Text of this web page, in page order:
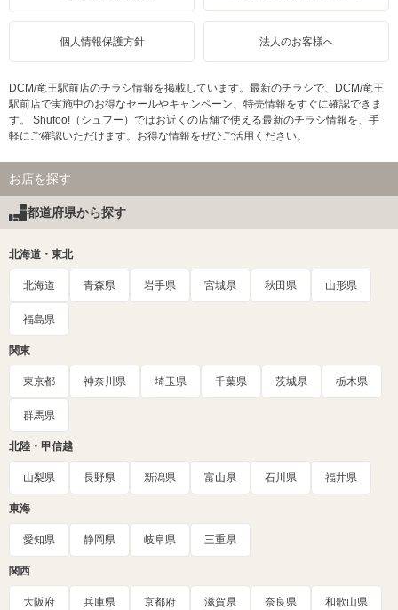
個人情報保護方針 法人のお客様へ
DCM/竜王駅前店のチラシ情報を掲載しています。最新のチラシで、DCM/竜王
駅前店で実施中のお得なセールやキャンペーン、特売情報をすぐに確認できま
す。 Shufoo!（シュフー）ではお近くの店舗で使える最新のチラシ情報を、手
軽にご確認いただけます。お得な情報をぜひご活用ください。
お店を探す
都道府県から探す
北海道・東北
北海道 青森県 岩手県 宮城県 秋田県 山形県
福島県
関東
東京都 神奈川県 埼玉県 千葉県 茨城県 栃木県
群馬県
北陸・甲信越
山梨県 長野県 新潟県 富山県 石川県 福井県
東海
愛知県 静岡県 岐阜県 三重県
関西
大阪府 兵庫県 京都府 滋賀県 奈良県 和歌山県